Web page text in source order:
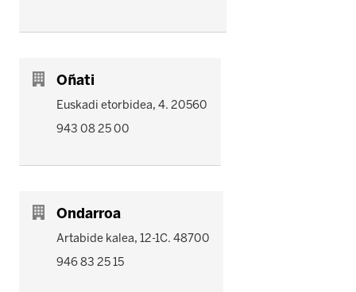
Oñati
Euskadi etorbidea, 4. 20560
943 08 25 00
Ondarroa
Artabide kalea, 12-1C. 48700
946 83 25 15